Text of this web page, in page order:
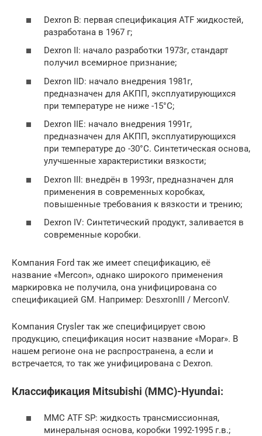
Dexron B: первая спецификация ATF жидкостей,
разработана в 1967 г;
Dexron II: начало разработки 1973г, стандарт
получил всемирное признание;
Dexron IID: начало внедрения 1981г,
предназначен для АКПП, эксплуатирующихся
при температуре не ниже -15°С;
Dexron IIE: начало внедрения 1991г,
предназначен для АКПП, эксплуатирующихся
при температуре до -30°С. Синтетическая основа,
улучшенные характеристики вязкости;
Dexron III: внедрён в 1993г, предназначен для
применения в современных коробках,
повышенные требования к вязкости и трению;
Dexron IV: Синтетический продукт, заливается в
современные коробки.
Компания Ford так же имеет спецификацию, её
название «Mercon», однако широкого применения
маркировка не получила, она унифицирована со
спецификацией GM. Например: DesxronIII / MerconV.
Компания Crysler так же специфицирует свою
продукцию, спецификация носит название «Mopar». В
нашем регионе она не распространена, а если и
встречается, то так же унифицирована с Dexron.
Классификация Mitsubishi (MMC)-Hyundai:
MMC ATF SP: жидкость трансмиссионная,
минеральная основа, коробки 1992-1995 г.в.;